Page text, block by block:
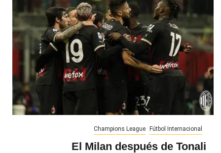
Champions League Fútbol Internacional
El Milan después de Tonali